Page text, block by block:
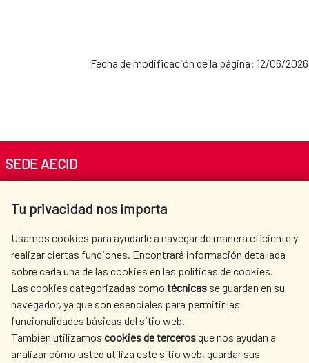
Fecha de modificación de la página: 12/06/2026
Tu privacidad nos importa
Usamos cookies para ayudarle a navegar de manera eficiente y
realizar ciertas funciones. Encontrará información detallada
sobre cada una de las cookies en las políticas de cookies.
Las cookies categorizadas como técnicas se guardan en su
navegador, ya que son esenciales para permitir las
funcionalidades básicas del sitio web.
También utilizamos cookies de tercerosque nos ayudan a
analizar cómo usted utiliza este sitio web, guardar sus
SEDE AECID
Tel. +34 900 20 30 54​​​​​​​
AECID
OÙ NOUS COOPÉRONS
L'ACTION HUMANITAIRE
ESPAGNOLE
SALLE DE PRESSE
CULTURE ET SCIENCE BIBLIOTHÈQUE